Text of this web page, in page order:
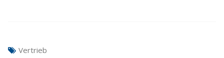
Vertrieb